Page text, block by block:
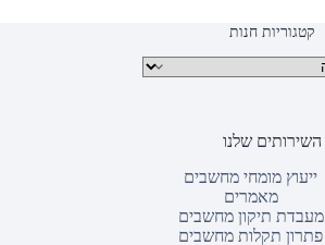
קטגוריות חנות
קטגוריות מוצרים
השירותים שלנו
ייעוץ מומחי מחשבים
מאמרים
מעבדת תיקון מחשבים
פתרון תקלות מחשבים